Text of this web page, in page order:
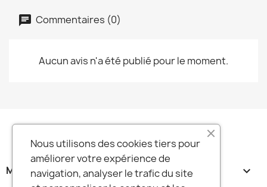
Commentaires (0)
Aucun avis n'a été publié pour le moment.
MA SOCIETE 
Nous utilisons des cookies tiers pour
améliorer votre expérience de
navigation, analyser le trafic du site